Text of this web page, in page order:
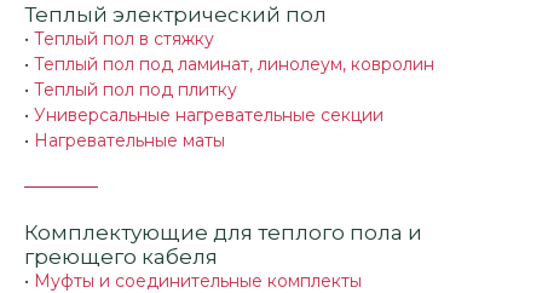
Теплый электрический пол
• Теплый пол в стяжку
• Теплый пол под ламинат, линолеум, ковролин
• Теплый пол под плитку
• Универсальные нагревательные секции
• Нагревательные маты
Комплектующие для теплого пола и
греющего кабеля
• Муфты и соединительные комплекты